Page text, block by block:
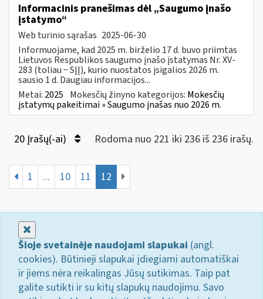
Informacinis pranešimas dėl „Saugumo įnašo
įstatymo“
Web turinio sąrašas 2025-06-30
Informuojame, kad 2025 m. birželio 17 d. buvo priimtas
Lietuvos Respublikos saugumo įnašo įstatymas Nr. XV-
283 (toliau − SĮĮ), kurio nuostatos įsigalios 2026 m.
sausio 1 d. Daugiau informacijos...
Metai: 2025 Mokesčių žinyno kategorijos: Mokesčių
įstatymų pakeitimai » Saugumo įnašas nuo 2026 m.
20 Įrašų(-ai) Rodoma nuo 221 iki 236 iš 236 irašų.
1 ... 10 11 12
Šioje svetainėje naudojami slapukai (angl.
cookies). Būtinieji slapukai įdiegiami automatiškai
ir jiems nėra reikalingas Jūsų sutikimas. Taip pat
galite sutikti ir su kitų slapukų naudojimu. Savo